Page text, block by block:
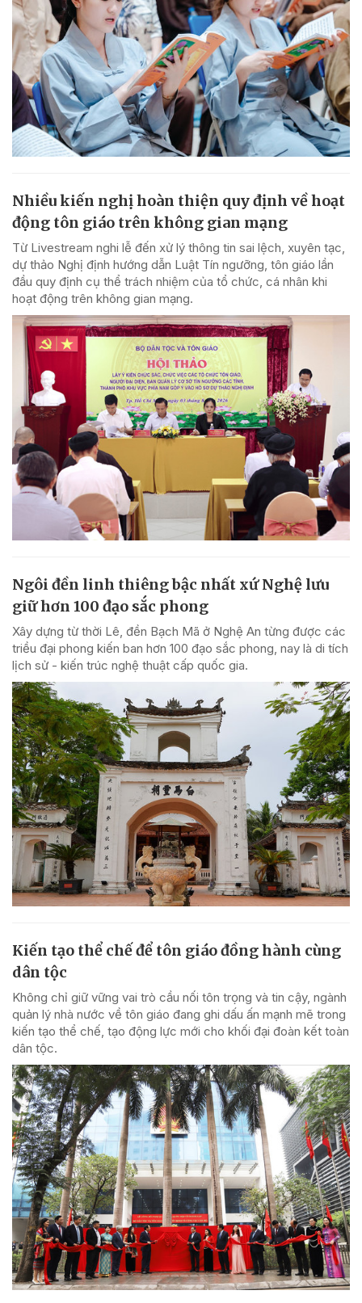
Nhiều kiến nghị hoàn thiện quy định về hoạt
động tôn giáo trên không gian mạng
Từ Livestream nghi lễ đến xử lý thông tin sai lệch, xuyên tạc,
dự thảo Nghị định hướng dẫn Luật Tín ngưỡng, tôn giáo lần
đầu quy định cụ thể trách nhiệm của tổ chức, cá nhân khi
hoạt động trên không gian mạng.
Ngôi đền linh thiêng bậc nhất xứ Nghệ lưu
giữ hơn 100 đạo sắc phong
Xây dựng từ thời Lê, đền Bạch Mã ở Nghệ An từng được các
triều đại phong kiến ban hơn 100 đạo sắc phong, nay là di tích
lịch sử - kiến trúc nghệ thuật cấp quốc gia.
Kiến tạo thể chế để tôn giáo đồng hành cùng
dân tộc
Không chỉ giữ vững vai trò cầu nối tôn trọng và tin cậy, ngành
quản lý nhà nước về tôn giáo đang ghi dấu ấn mạnh mẽ trong
kiến tạo thể chế, tạo động lực mới cho khối đại đoàn kết toàn
dân tộc.